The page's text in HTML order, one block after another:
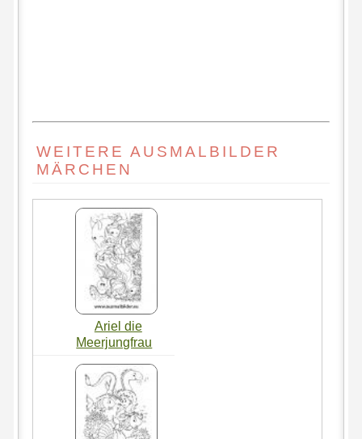
WEITERE AUSMALBILDER
MÄRCHEN
Ariel die
Meerjungfrau